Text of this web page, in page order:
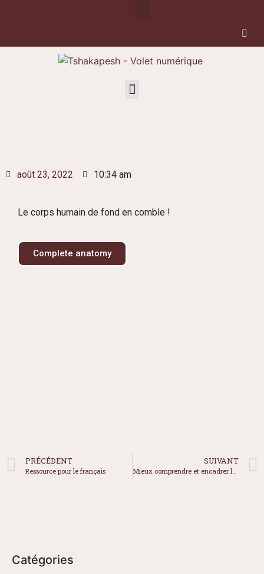
août 23, 2022 10:34 am
Le corps humain de fond en comble !
Complete anatomy
PRÉCÉDENT
Ressource pour le français
SUIVANT
Catégories